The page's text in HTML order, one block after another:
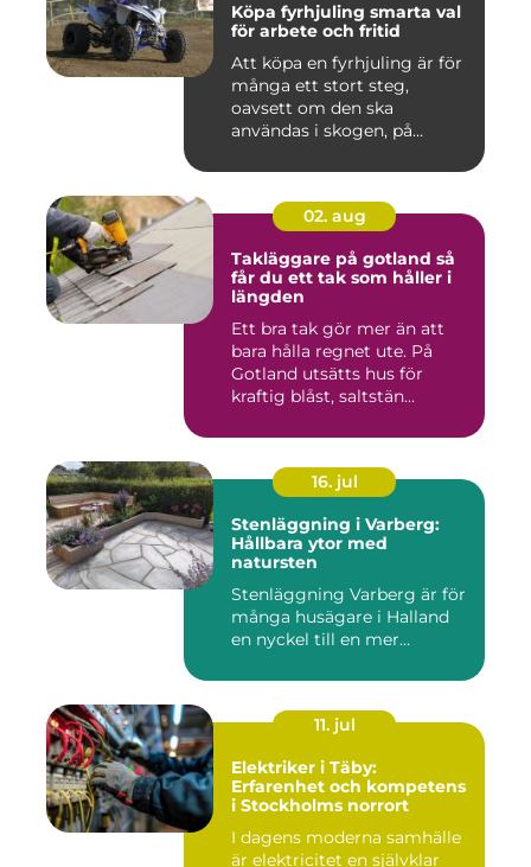
Köpa fyrhjuling smarta val
för arbete och fritid
Att köpa en fyrhjuling är för
många ett stort steg,
oavsett om den ska
användas i skogen, på
02. aug
Takläggare på gotland så
får du ett tak som håller i
längden
Ett bra tak gör mer än att
bara hålla regnet ute. På
Gotland utsätts hus för
kraftig blåst, saltstän...
16. jul
Stenläggning i Varberg:
Hållbara ytor med
natursten
Stenläggning Varberg är för
många husägare i Halland
en nyckel till en mer...
11. jul
Elektriker i Täby:
Erfarenhet och kompetens
i Stockholms norrort
I dagens moderna samhälle
är elektricitet en självklar